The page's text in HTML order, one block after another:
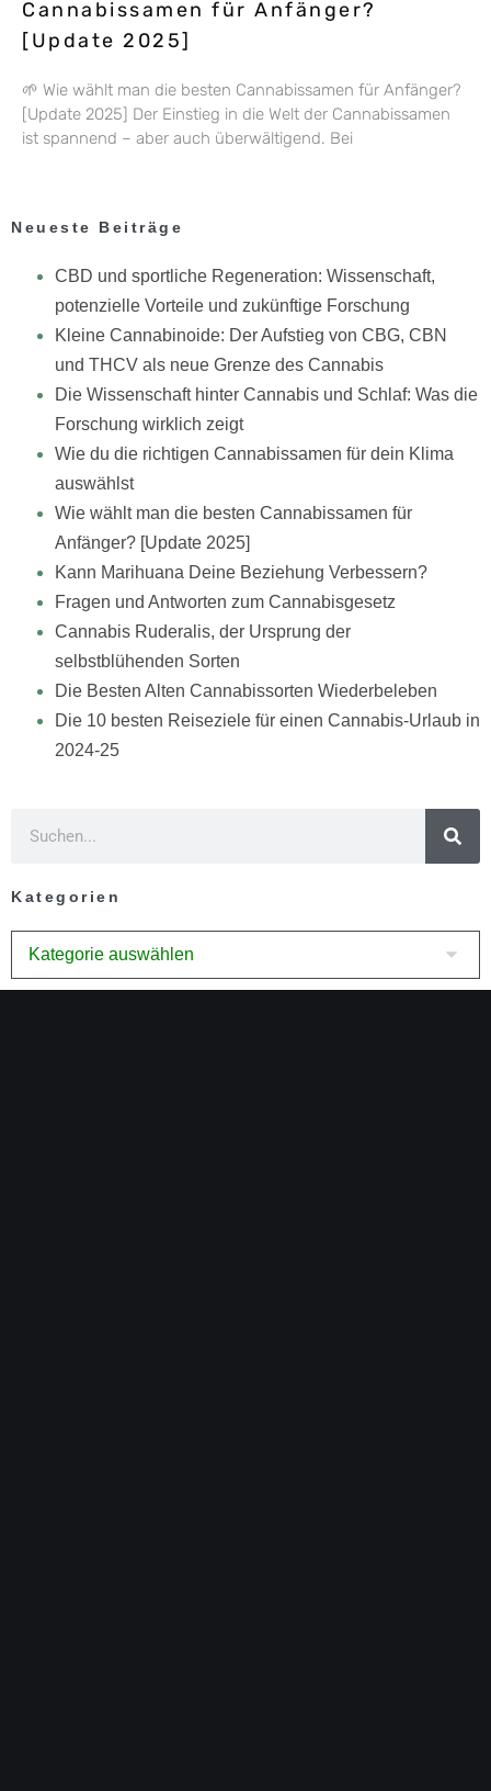
Cannabissamen für Anfänger?
[Update 2025]
🌱 Wie wählt man die besten Cannabissamen für Anfänger?
[Update 2025] Der Einstieg in die Welt der Cannabissamen
ist spannend – aber auch überwältigend. Bei
Neueste Beiträge
CBD und sportliche Regeneration: Wissenschaft,
potenzielle Vorteile und zukünftige Forschung
Kleine Cannabinoide: Der Aufstieg von CBG, CBN
und THCV als neue Grenze des Cannabis
Die Wissenschaft hinter Cannabis und Schlaf: Was die
Forschung wirklich zeigt
Wie du die richtigen Cannabissamen für dein Klima
auswählst
Wie wählt man die besten Cannabissamen für
Anfänger? [Update 2025]
Kann Marihuana Deine Beziehung Verbessern?
Fragen und Antworten zum Cannabisgesetz
Cannabis Ruderalis, der Ursprung der
selbstblühenden Sorten
Die Besten Alten Cannabissorten Wiederbeleben
Die 10 besten Reiseziele für einen Cannabis-Urlaub in
2024-25
Kategorien